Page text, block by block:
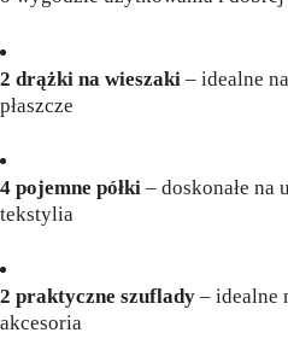
2 drążki na wieszaki – idealne
płaszcze
4 pojemne półki – doskonałe na
tekstylia
2 praktyczne szuflady – idealne
akcesoria